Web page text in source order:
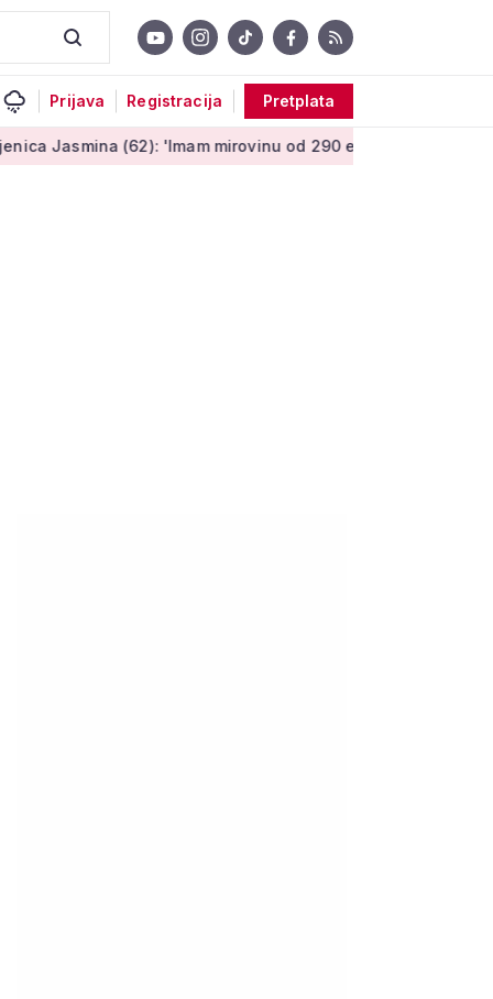
Prijava Registracija Pretplata
(62): 'Imam mirovinu od 290 eura, a dobijem i socijalnu